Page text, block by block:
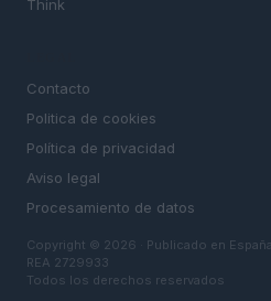
Think
Contacto
Politica de cookies
Política de privacidad
Aviso legal
Procesamiento de datos
Copyright © 2026 · Publicado en
REA 2729933
Todos los derechos reservados